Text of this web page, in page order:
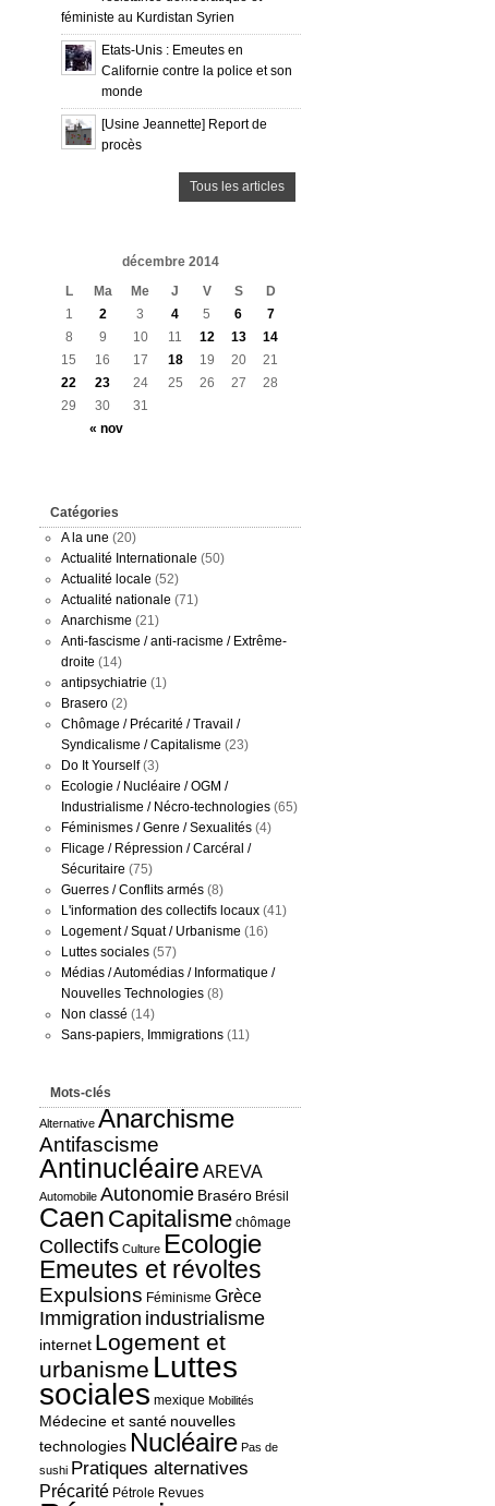
féministe au Kurdistan Syrien
Etats-Unis : Emeutes en
Californie contre la police et son
monde
[Usine Jeannette] Report de
procès
Tous les articles
décembre 2014
L
Ma Me J V S D
« nov
1 2 3 4 5 6
7
8
9 10 11 12 13
14
15
16 17 18 19 20
21
22
23 24 25 26 27
28
29
30 31
Catégories
A la une (20)
Actualité Internationale (50)
Actualité locale (52)
Actualité nationale (71)
Anarchisme (21)
Anti-fascisme / anti-racisme / Extrême-
droite (14)
antipsychiatrie (1)
Brasero (2)
Chômage / Précarité / Travail /
Syndicalisme / Capitalisme (23)
Do It Yourself(3)
Ecologie / Nucléaire / OGM /
Industrialisme / Nécro-technologies (65)
Féminismes / Genre / Sexualités (4)
Flicage / Répression / Carcéral /
Sécuritaire (75)
Guerres / Conflits armés (8)
L'information des collectifs locaux (41)
Logement / Squat / Urbanisme (16)
Luttes sociales (57)
Médias / Automédias / Informatique /
Nouvelles Technologies (8)
Non classé (14)
Sans-papiers, Immigrations (11)
Mots-clés
Alternative Anarchisme
Antifascisme
Antinucléaire AREVA
Automobile Autonomie Braséro Brésil
Caen Capitalisme chômage
Collectifs Culture Ecologie
Emeutes et révoltes
Expulsions Féminisme Grèce
Immigration industrialisme
internet Logement et
urbanisme Luttes
sociales mexique Mobilités
Médecine et santé nouvelles
technologies Nucléaire Pas de
sushi Pratiques alternatives
Précarité Pétrole Revues